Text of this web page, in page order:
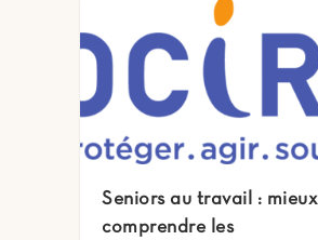
Seniors au travail : mieux
comprendre les